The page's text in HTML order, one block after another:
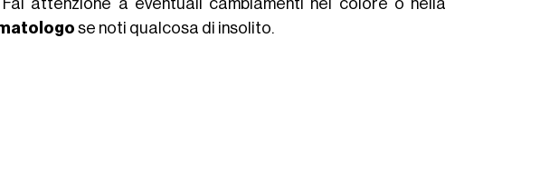
Fai attenzione a eventuali cambiamenti nel colore o nella
se noti qualcosa di insolito.